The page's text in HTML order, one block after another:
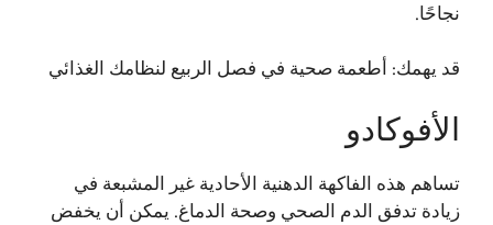
نجاحًا.
قد يهمك: أطعمة صحية في فصل الربيع لنظامك الغذائي
الأفوكادو
تساهم هذه الفاكهة الدهنية الأحادية غير المشبعة في
زيادة تدفق الدم الصحي وصحة الدماغ. يمكن أن يخفض